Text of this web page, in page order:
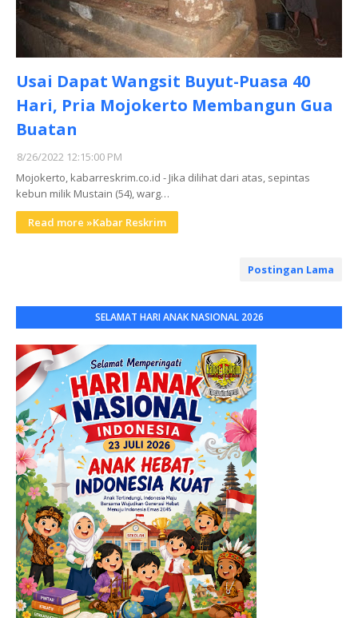
Usai Dapat Wangsit Buyut-Puasa 40
Hari, Pria Mojokerto Membangun Gua
Buatan
8/26/2022 12:15:00 PM
Mojokerto, kabarreskrim.co.id - Jika dilihat dari atas, sepintas
kebun milik Mustain (54), warg…
Read more »Kabar Reskrim
Postingan Lama
SELAMAT HARI ANAK NASIONAL 2026